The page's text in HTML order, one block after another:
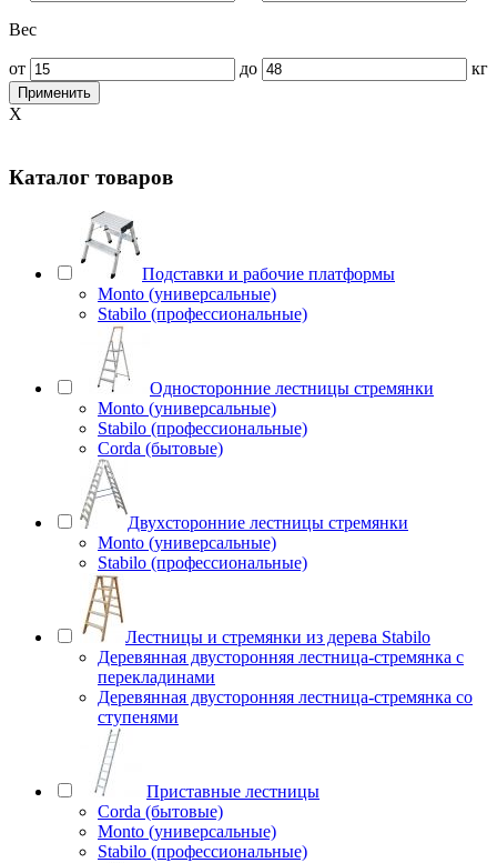
Вес
от до кг
Применить
X
Каталог товаров
Подставки и рабочие платформы
Monto (универсальные)
Stabilo (профессиональные)
Односторонние лестницы стремянки
Monto (универсальные)
Stabilo (профессиональные)
Corda (бытовые)
Двухсторонние лестницы стремянки
Monto (универсальные)
Stabilo (профессиональные)
Лестницы и стремянки из дерева Stabilo
Деревянная двусторонняя лестница-стремянка с
перекладинами
Деревянная двусторонняя лестница-стремянка со
ступенями
Приставные лестницы
Corda (бытовые)
Monto (универсальные)
Stabilo (профессиональные)